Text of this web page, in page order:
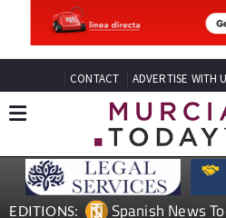
CONTACT ADVERTISE WITH
EDITIONS: Spanish News